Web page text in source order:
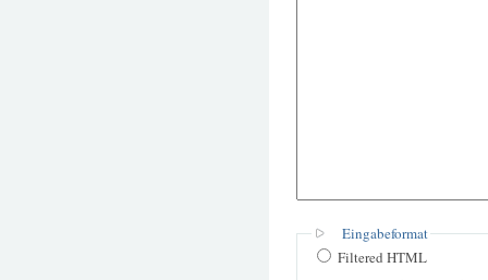
Eingabeformat
Filtered HTML